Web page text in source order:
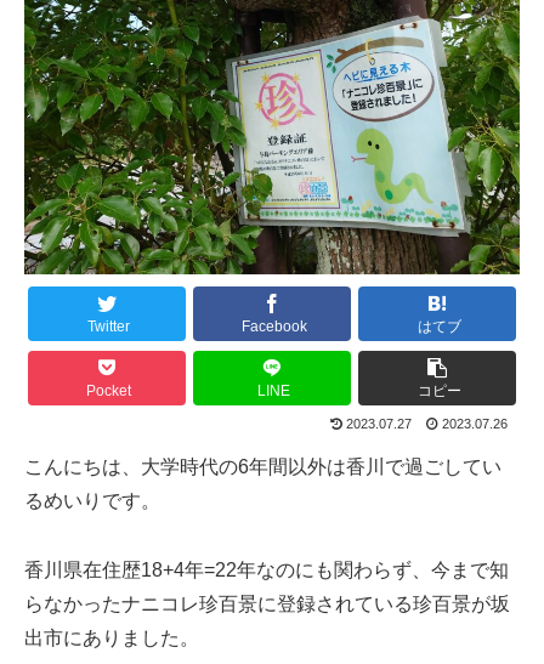
Twitter Facebook はてブ
Pocket LINE コピー
2023.07.27 2023.07.26
こんにちは、大学時代の6年間以外は香川で過ごしてい
るめいりです。
香川県在住歴18+4年=22年なのにも関わらず、今まで知
らなかったナニコレ珍百景に登録されている珍百景が坂
出市にありました。